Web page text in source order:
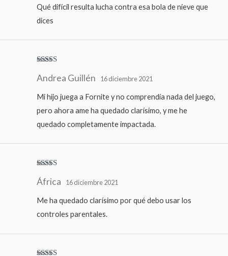
Qué difícil resulta lucha contra esa bola de nieve que
dices
con4de
5
Andrea Guillén 16 diciembre 2021
Mi hijo juega a Fornite y no comprendía nada del juego,
pero ahora ame ha quedado clarísimo, y me he
quedado completamente impactada.
con4de
5
África 16 diciembre 2021
Me ha quedado clarísimo por qué debo usar los
controles parentales.